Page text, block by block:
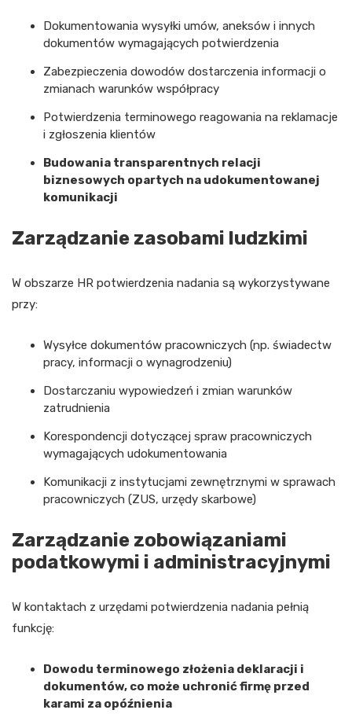
Dokumentowania wysyłki umów, aneksów i innych
dokumentów wymagających potwierdzenia
Zabezpieczenia dowodów dostarczenia informacji o
zmianach warunków współpracy
Potwierdzenia terminowego reagowania na reklamacje
i zgłoszenia klientów
Budowania transparentnych relacji
biznesowych opartych na udokumentowanej
komunikacji
Zarządzanie zasobami ludzkimi
W obszarze HR potwierdzenia nadania są wykorzystywane
przy:
Wysyłce dokumentów pracowniczych (np. świadectw
pracy, informacji o wynagrodzeniu)
Dostarczaniu wypowiedzeń i zmian warunków
zatrudnienia
Korespondencji dotyczącej spraw pracowniczych
wymagających udokumentowania
Komunikacji z instytucjami zewnętrznymi w sprawach
pracowniczych (ZUS, urzędy skarbowe)
Zarządzanie zobowiązaniami
podatkowymi i administracyjnymi
W kontaktach z urzędami potwierdzenia nadania pełnią
funkcję:
Dowodu terminowego złożenia deklaracji i
dokumentów, co może uchronić firmę przed
karami za opóźnienia